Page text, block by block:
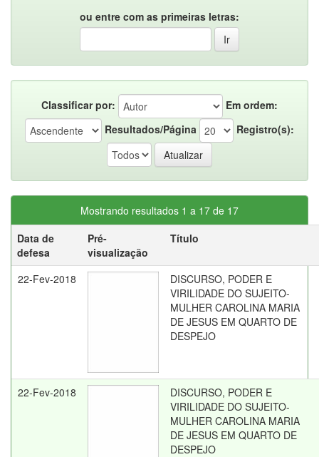
ou entre com as primeiras letras:
Classificar por:
Em ordem:
Resultados/Página
Registro(s):
Mostrando resultados 1 a 17 de 17
Data de
defesa
Pré-
visualização
Título
22-Fev-2018
DISCURSO, PODER E
VIRILIDADE DO SUJEITO-
MULHER CAROLINA MARIA
DE JESUS EM QUARTO DE
DESPEJO
22-Fev-2018
DISCURSO, PODER E
VIRILIDADE DO SUJEITO-
MULHER CAROLINA MARIA
DE JESUS EM QUARTO DE
DESPEJO